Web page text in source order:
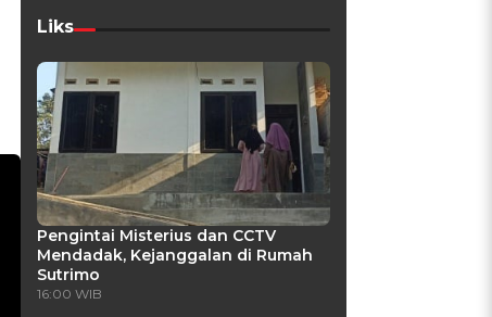
Liks
Pengintai Misterius dan CCTV
Mendadak, Kejanggalan di Rumah
Sutrimo
16:00 WIB